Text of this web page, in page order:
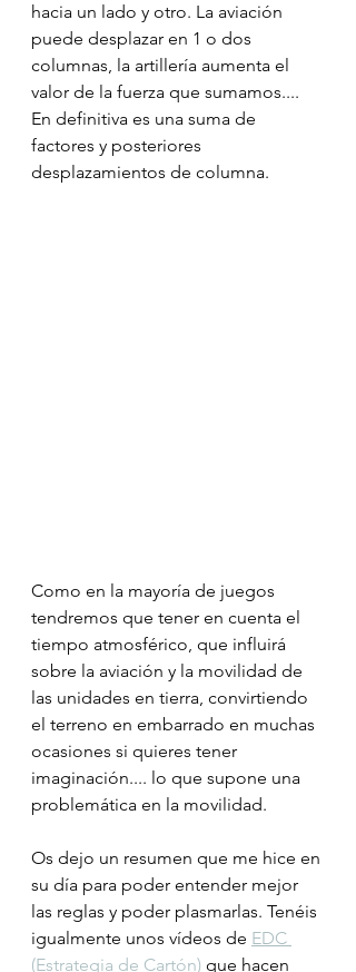
hacia un lado y otro. La aviación
puede desplazar en 1 o dos
columnas, la artillería aumenta el
valor de la fuerza que sumamos....
En definitiva es una suma de
factores y posteriores
desplazamientos de columna.
Como en la mayoría de juegos
tendremos que tener en cuenta el
tiempo atmosférico, que influirá
sobre la aviación y la movilidad de
las unidades en tierra, convirtiendo
el terreno en embarrado en muchas
ocasiones si quieres tener
imaginación.... lo que supone una
problemática en la movilidad.
Os dejo un resumen que me hice en
su día para poder entender mejor
las reglas y poder plasmarlas. Tenéis
igualmente unos vídeos de EDC
(Estrategia de Cartón) que hacen